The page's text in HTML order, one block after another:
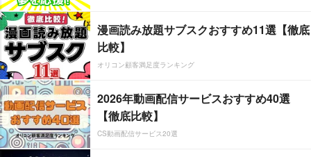
漫画読み放題サブスクおすすめ11選【徹底
比較】
オリコン顧客満足度ランキング
2026年動画配信サービスおすすめ40選
【徹底比較】
CS動画配信サービス20選